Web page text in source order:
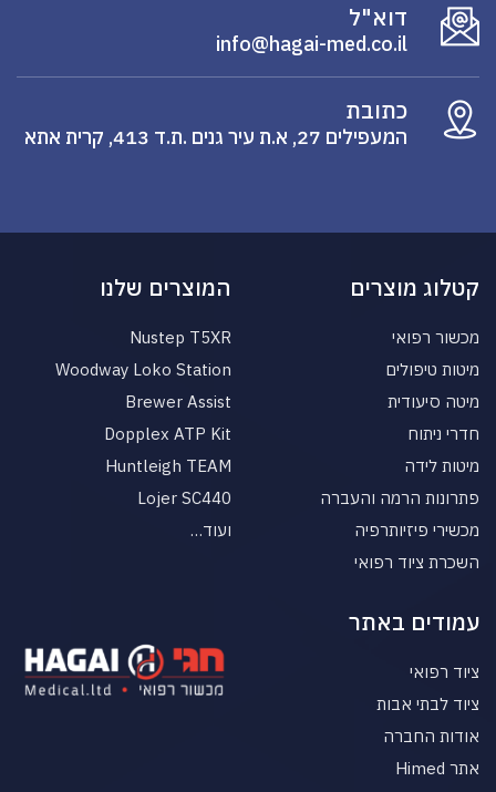
דוא"ל
info@hagai-med.co.il
כתובת
המעפילים 27, א.ת עיר גנים .ת.ד 413, קרית אתא
קטלוג מוצרים
מכשור רפואי
מיטות טיפולים
מיטה סיעודית
חדרי ניתוח
מיטות לידה
פתרונות הרמה והעברה
מכשירי פיזיותרפיה
השכרת ציוד רפואי
המוצרים שלנו
Nustep T5XR
Woodway Loko Station
Brewer Assist
Dopplex ATP Kit
Huntleigh TEAM
Lojer SC440
ועוד…
עמודים באתר
ציוד רפואי
ציוד לבתי אבות
אודות החברה
אתר Himed